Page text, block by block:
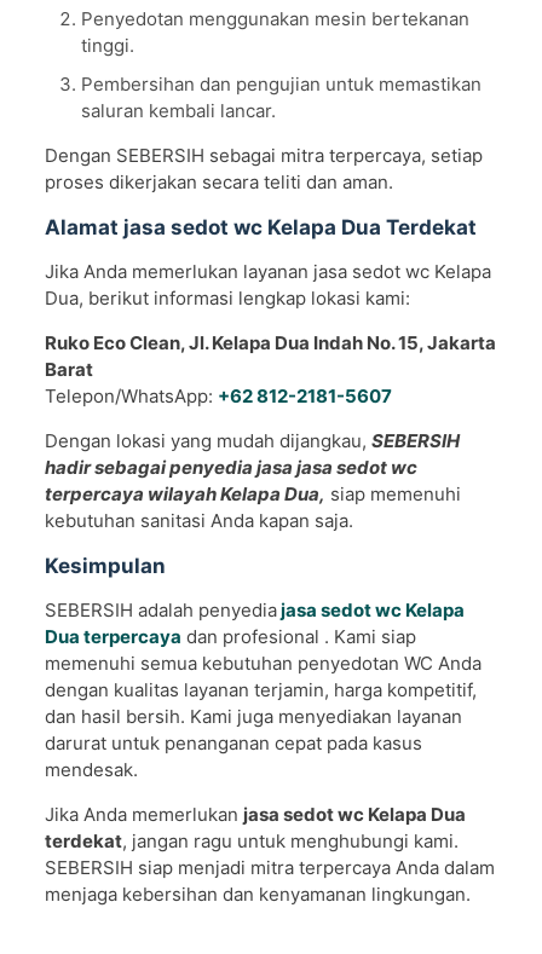
Penyedotan menggunakan mesin bertekanan
tinggi.
Pembersihan dan pengujian untuk memastikan
saluran kembali lancar.
Dengan SEBERSIH sebagai mitra terpercaya, setiap
proses dikerjakan secara teliti dan aman.
Alamat jasa sedot wc Kelapa Dua Terdekat
Jika Anda memerlukan layanan jasa sedot wc Kelapa
Dua, berikut informasi lengkap lokasi kami:
Ruko Eco Clean, Jl. Kelapa Dua Indah No. 15, Jakarta
Barat
Telepon/WhatsApp: +62 812-2181-5607
Dengan lokasi yang mudah dijangkau, SEBERSIH
hadir sebagai penyedia jasa jasa sedot wc
terpercaya wilayah Kelapa Dua, siap memenuhi
kebutuhan sanitasi Anda kapan saja.
Kesimpulan
SEBERSIH adalah penyediajasa sedot wc Kelapa
Dua terpercaya dan profesional . Kami siap
memenuhi semua kebutuhan penyedotan WC Anda
dengan kualitas layanan terjamin, harga kompetitif,
dan hasil bersih. Kami juga menyediakan layanan
darurat untuk penanganan cepat pada kasus
mendesak.
Jika Anda memerlukan jasa sedot wc Kelapa Dua
terdekat, jangan ragu untuk menghubungi kami.
SEBERSIH siap menjadi mitra terpercaya Anda dalam
menjaga kebersihan dan kenyamanan lingkungan.